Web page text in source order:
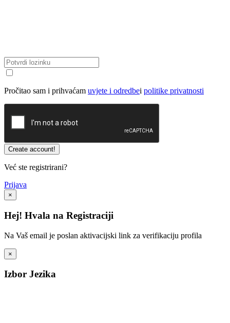
Pročitao sam i prihvaćam uvjete i odredbei politike privatnosti
Već ste registrirani?
Prijava
×
Hej! Hvala na Registraciji
Na Vaš email je poslan aktivacijski link za verifikaciju profila
×
Izbor Jezika